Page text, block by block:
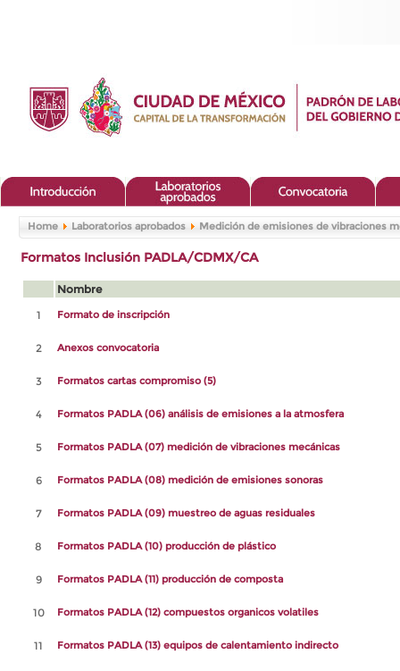
Home Laboratorios aprobados Medición de emisiones de vibraciones
Formatos Inclusión PADLA/CDMX/CA
Nombre
1
Formato de inscripción
2 Anexos convocatoria
3 Formatos cartas compromiso (5)
4 Formatos PADLA (06) análisis de emisiones a la atmosfera
5 Formatos PADLA (07) medición de vibraciones mecánicas
6 Formatos PADLA (08) medición de emisiones sonoras
7 Formatos PADLA (09) muestreo de aguas residuales
8 Formatos PADLA (10) producción de plástico
9 Formatos PADLA (11) producción de composta
10 Formatos PADLA (12) compuestos organicos volatiles
11 Formatos PADLA (13) equipos de calentamiento indirecto